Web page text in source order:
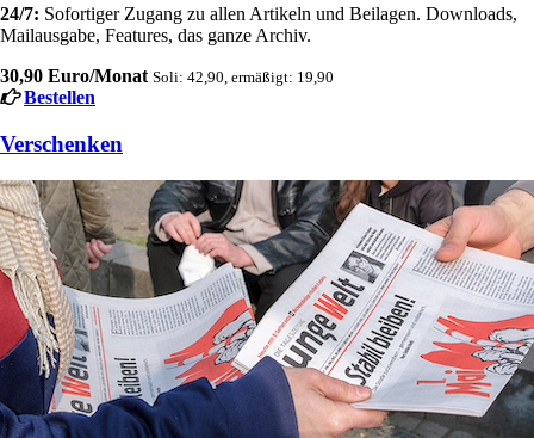
24/7: Sofortiger Zugang zu allen Artikeln und Beilagen. Downloads,
Mailausgabe, Features, das ganze Archiv.
30,90 Euro/Monat Soli: 42,90, ermäßigt: 19,90
Bestellen
Verschenken